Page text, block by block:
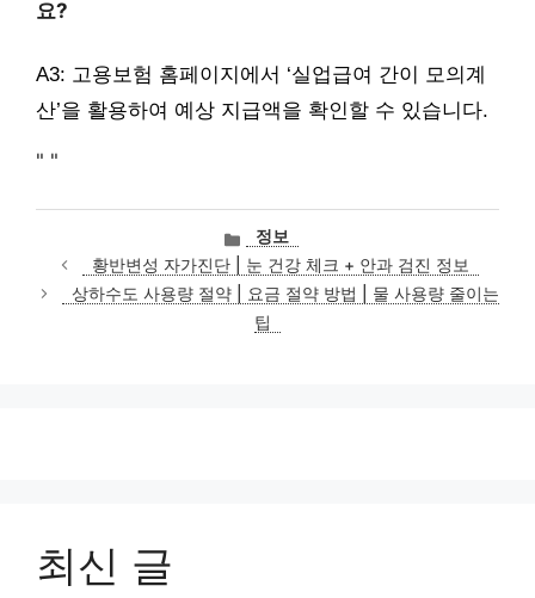
요?
A3: 고용보험 홈페이지에서 ‘실업급여 간이 모의계
산’을 활용하여 예상 지급액을 확인할 수 있습니다.
" "
카
테
고
리
정보
황반변성 자가진단 | 눈 건강 체크 + 안과 검진 정보
상하수도 사용량 절약 | 요금 절약 방법 | 물 사용량 줄이는
팁
최신 글